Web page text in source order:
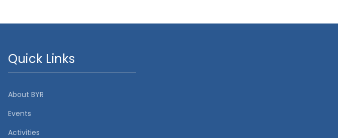
Quick Links
About BYR
Events
Activities